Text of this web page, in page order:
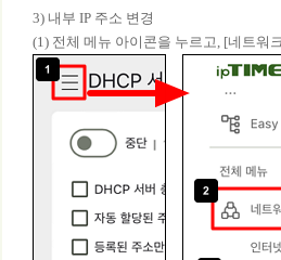
3) 내부 IP 주소 변경
(1) 전체 메뉴 아이콘을 누르고, [네트워